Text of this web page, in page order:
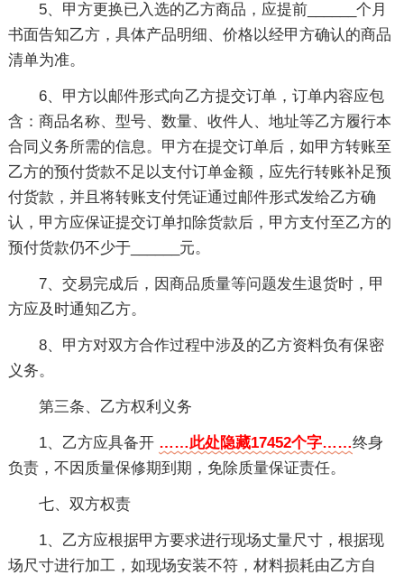
5、甲方更换已入选的乙方商品，应提前______个月
书面告知乙方，具体产品明细、价格以经甲方确认的商品
清单为准。
6、甲方以邮件形式向乙方提交订单，订单内容应包
含：商品名称、型号、数量、收件人、地址等乙方履行本
合同义务所需的信息。甲方在提交订单后，如甲方转账至
乙方的预付货款不足以支付订单金额，应先行转账补足预
付货款，并且将转账支付凭证通过邮件形式发给乙方确
认，甲方应保证提交订单扣除货款后，甲方支付至乙方的
预付货款仍不少于______元。
7、交易完成后，因商品质量等问题发生退货时，甲
方应及时通知乙方。
8、甲方对双方合作过程中涉及的乙方资料负有保密
义务。
第三条、乙方权利义务
1、乙方应具备开 ……此处隐藏17452个字……终身
负责，不因质量保修期到期，免除质量保证责任。
七、双方权责
1、乙方应根据甲方要求进行现场丈量尺寸，根据现
场尺寸进行加工，如现场安装不符，材料损耗由乙方自